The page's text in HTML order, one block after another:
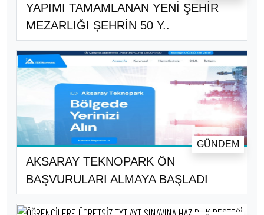
YAPIMI TAMAMLANAN YENİ ŞEHİR
MEZARLIĞI ŞEHRİN 50 Y..
AKSARAY TEKNOPARK ÖN
BAŞVURULARI ALMAYA BAŞLADI
GÜNDEM